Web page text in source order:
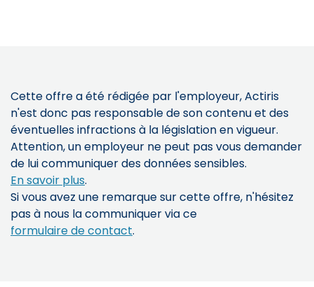
Cette offre a été rédigée par l'employeur, Actiris
n'est donc pas responsable de son contenu et des
éventuelles infractions à la législation en vigueur.
Attention, un employeur ne peut pas vous demander
de lui communiquer des données sensibles.
En savoir plus.
Si vous avez une remarque sur cette offre, n'hésitez
pas à nous la communiquer via ce
formulaire de contact.